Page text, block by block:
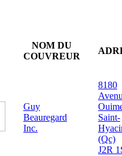
NOM DU
COUVREUR
Guy
Beauregard
Inc.
8180
Saint-
(Qc)
J2R